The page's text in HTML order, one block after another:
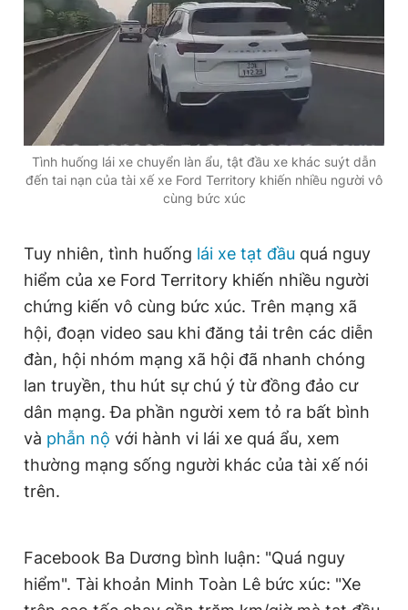
Tình huống lái xe chuyển làn ẩu, tật đầu xe khác suýt dẫn
đến tai nạn của tài xế xe Ford Territory khiến nhiều người vô
cùng bức xúc
Tuy nhiên, tình huống lái xe tạt đầu quá nguy
hiểm của xe Ford Territory khiến nhiều người
chứng kiến vô cùng bức xúc. Trên mạng xã
hội, đoạn video sau khi đăng tải trên các diễn
đàn, hội nhóm mạng xã hội đã nhanh chóng
lan truyền, thu hút sự chú ý từ đồng đảo cư
dân mạng. Đa phần người xem tỏ ra bất bình
và phẫn nộ với hành vi lái xe quá ẩu, xem
thường mạng sống người khác của tài xế nói
trên.
Facebook Ba Dương bình luận: "Quá nguy
hiểm". Tài khoản Minh Toàn Lê bức xúc: "Xe